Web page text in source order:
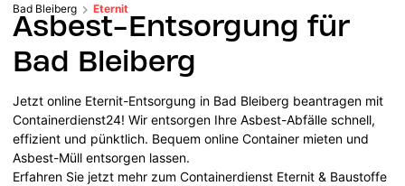
Bad Bleiberg
Eternit
Asbest-Entsorgung für
Bad Bleiberg
Jetzt online Eternit-Entsorgung in Bad Bleiberg beantragen mit
Containerdienst24! Wir entsorgen Ihre Asbest-Abfälle schnell,
effizient und pünktlich. Bequem online Container mieten und
Asbest-Müll entsorgen lassen.
Erfahren Sie jetzt mehr zum Containerdienst Eternit & Baustoffe